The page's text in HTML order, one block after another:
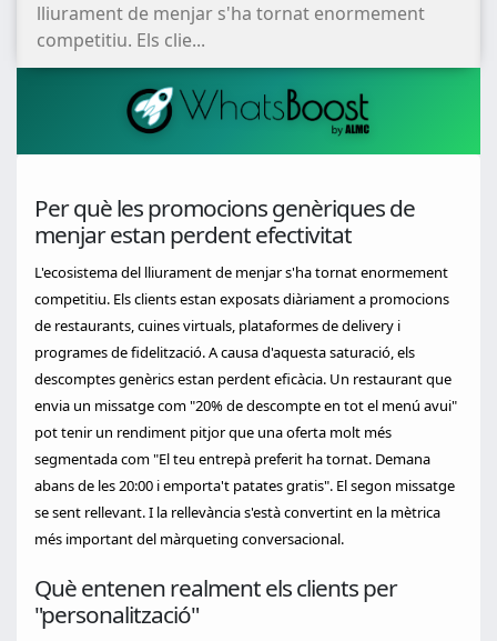
lliurament de menjar s'ha tornat enormement
competitiu. Els clie...
Per què les promocions genèriques de
menjar estan perdent efectivitat
L'ecosistema del lliurament de menjar s'ha tornat enormement
competitiu. Els clients estan exposats diàriament a promocions
de restaurants, cuines virtuals, plataformes de delivery i
programes de fidelització. A causa d'aquesta saturació, els
descomptes genèrics estan perdent eficàcia. Un restaurant que
envia un missatge com "20% de descompte en tot el menú avui"
pot tenir un rendiment pitjor que una oferta molt més
segmentada com "El teu entrepà preferit ha tornat. Demana
abans de les 20:00 i emporta't patates gratis". El segon missatge
se sent rellevant. I la rellevància s'està convertint en la mètrica
més important del màrqueting conversacional.
Què entenen realment els clients per
"personalització"